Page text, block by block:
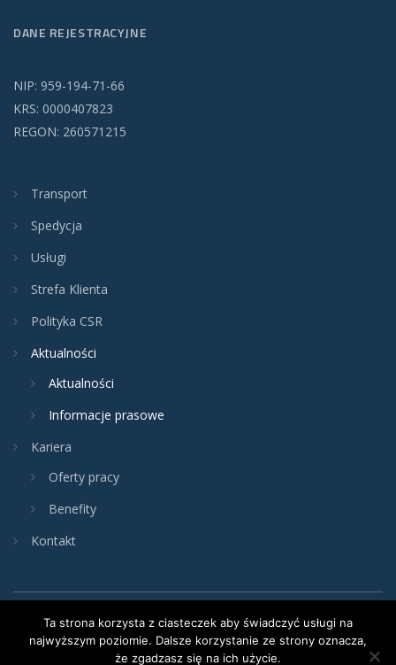
DANE REJESTRACYJNE
NIP: 959-194-71-66
KRS: 0000407823
REGON: 260571215
Transport
Spedycja
Usługi
Strefa Klienta
Polityka CSR
Aktualności
Aktualności
Informacje prasowe
Kariera
Oferty pracy
Benefity
Kontakt
Ta strona korzysta z ciasteczek aby świadczyć usługi na
najwyższym poziomie. Dalsze korzystanie ze strony oznacza,
że zgadzasz się na ich użycie.